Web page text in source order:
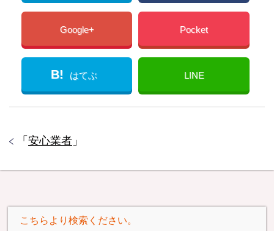
Google+ Pocket
B! はてぶ LINE
「 安心業者 」
こちらより検索ください。